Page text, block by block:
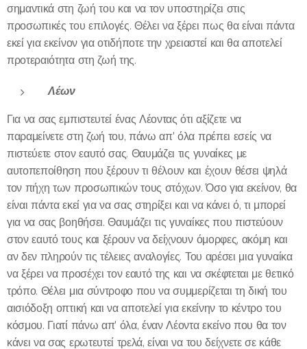
σημαντικά στη ζωή του και να τον υποστηρίζει στις
προσωπικές του επιλογές. Θέλει να ξέρει πως θα είναι πάντα
εκεί για εκείνον για οτιδήποτε την χρειαστεί και θα αποτελεί
προτεραιότητα στη ζωή της.
Λέων
Για να σας εμπιστευτεί ένας Λέοντας ότι αξίζετε να
παραμείνετε στη ζωή του, πάνω απ' όλα πρέπει εσείς να
πιστεύετε στον εαυτό σας. Θαυμάζει τις γυναίκες με
αυτοπεποίθηση που ξέρουν τι θέλουν και έχουν θέσει ψηλά
τον πήχη των προσωπικών τους στόχων. Όσο για εκείνον, θα
είναι πάντα εκεί για να σας στηρίξει και να κάνει ό, τι μπορεί
για να σας βοηθήσει. Θαυμάζει τις γυναίκες που πιστεύουν
στον εαυτό τους και ξέρουν να δείχνουν όμορφες, ακόμη και
αν δεν πληρούν τις τέλειες αναλογίες. Του αρέσει μια γυναίκα
να ξέρει να προσέχει τον εαυτό της και να σκέφτεται με θετικό
τρόπο. Θέλει μια σύντροφο που να συμμερίζεται τη δική του
αισιόδοξη οπτική και να αποτελεί για εκείνην το κέντρο του
κόσμου. Γιατί πάνω απ' όλα, έναν Λέοντα εκείνο που θα τον
κάνει να σας ερωτευτεί τρελά, είναι να του δείχνετε σε κάθε